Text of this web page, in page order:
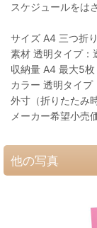
スケジュールをは
サイズ A4 三つ折り
素材 透明タイプ：
収納量 A4 最大5枚
カラー 透明タイプ
外寸（折りたたみ
メーカー希望小売
他の写真